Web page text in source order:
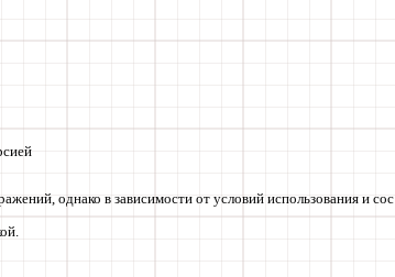
однако в зависимости от условий использования и сос